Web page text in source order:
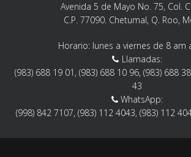
Avenida 5 de Mayo No. 75, Col.
C.P. 77090. Chetumal, Q. Roo,
Horario: lunes a viernes de 8 am
Llamadas:
(983) 688 19 01, (983) 688 10 96, (983) 688
43
WhatsApp:
(998) 842 7107, (983) 112 4043, (983) 112